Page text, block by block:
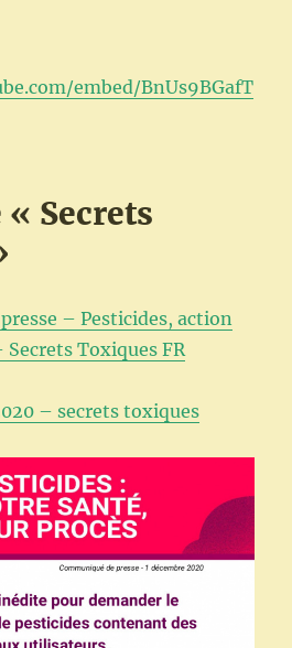
embed/BnUs9BGafT
Secrets
– Pesticides, action
Toxiques FR
– secrets toxiques